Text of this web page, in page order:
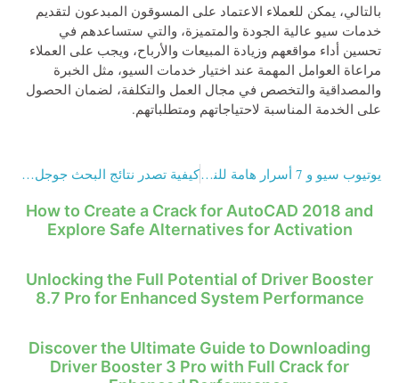
بالتالي، يمكن للعملاء الاعتماد على المسوقون المبدعون لتقديم
خدمات سيو عالية الجودة والمتميزة، والتي ستساعدهم في
تحسين أداء مواقعهم وزيادة المبيعات والأرباح، ويجب على العملاء
مراعاة العوامل المهمة عند اختيار خدمات السيو، مثل الخبرة
والمصداقية والتخصص في مجال العمل والتكلفة، لضمان الحصول
على الخدمة المناسبة لاحتياجاتهم ومتطلباتهم.
يوتيوب سيو و 7 أسرار هامة للنجاح كيفية تصدر نتائج البحث جوجل في 7 خطوات
How to Create a Crack for AutoCAD 2018 and
Explore Safe Alternatives for Activation
Unlocking the Full Potential of Driver Booster
8.7 Pro for Enhanced System Performance
Discover the Ultimate Guide to Downloading
Driver Booster 3 Pro with Full Crack for